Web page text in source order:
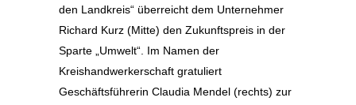
den Landkreis“ überreicht dem Unternehmer
Richard Kurz (Mitte) den Zukunftspreis in der
Sparte „Umwelt“. Im Namen der
Kreishandwerkerschaft gratuliert
Geschäftsführerin Claudia Mendel (rechts) zur